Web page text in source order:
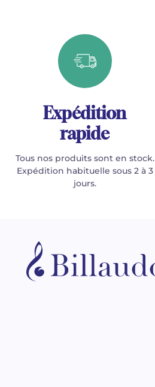
Expédition
rapide
Tous nos produits sont en stock.
Expédition habituelle sous 2 à 3
jours.